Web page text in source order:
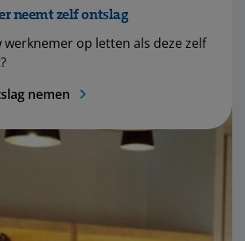
neemt zelf ontslag
op letten als deze zelf
nemen